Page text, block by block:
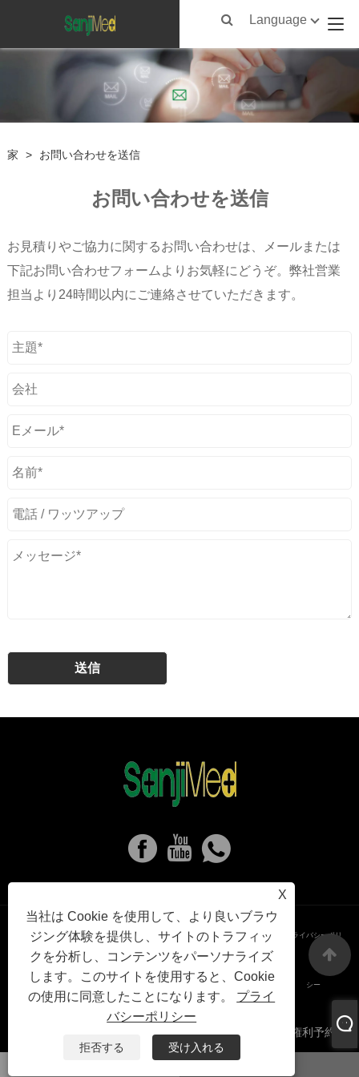
Language
家 > お問い合わせを送信
お問い合わせを送信
お見積りやご協力に関するお問い合わせは、メールまたは
下記お問い合わせフォームよりお気軽にどうぞ。弊社営業
担当より24時間以内にご連絡させていただきます。
X
当社は Cookie を使用して、より良いブラウ
ジング体験を提供し、サイトのトラフィッ
クを分析し、コンテンツをパーソナライズ
します。このサイトを使用すると、Cookie
の使用に同意したことになります。 プライ
バシーポリシー
拒否する
受け入れる
Links Sitemap RSS XML プライバシーポリ
シー
著作権 © 2024 保定三吉医療機器技術有限公司すべての権利予約。